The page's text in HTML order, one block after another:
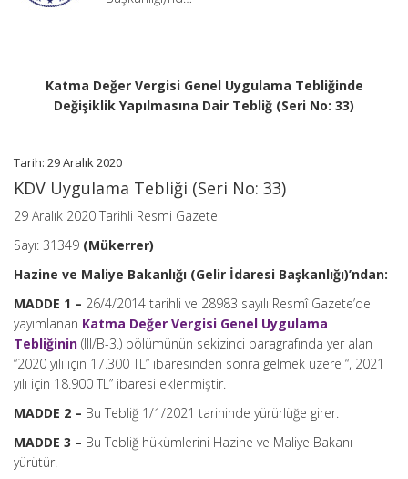
Katma Değer Vergisi Genel Uygulama Tebliğinde
Değişiklik Yapılmasına Dair Tebliğ (Seri No: 33)
Tarih: 29 Aralık 2020
KDV Uygulama Tebliği (Seri No: 33)
29 Aralık 2020 Tarihli Resmi Gazete
Sayı: 31349 (Mükerrer)
Hazine ve Maliye Bakanlığı (Gelir İdaresi Başkanlığı)’ndan:
MADDE 1 – 26/4/2014 tarihli ve 28983 sayılı Resmî Gazete’de
yayımlanan Katma Değer Vergisi Genel Uygulama
Tebliğinin (III/B-3.) bölümünün sekizinci paragrafında yer alan
“2020 yılı için 17.300 TL” ibaresinden sonra gelmek üzere “, 2021
yılı için 18.900 TL” ibaresi eklenmiştir.
MADDE 2 – Bu Tebliğ 1/1/2021 tarihinde yürürlüğe girer.
MADDE 3 – Bu Tebliğ hükümlerini Hazine ve Maliye Bakanı
yürütür.